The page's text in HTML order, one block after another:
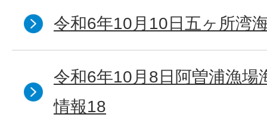
令和6年10月10日五ヶ所湾
令和6年10月8日阿曽浦漁場
情報18